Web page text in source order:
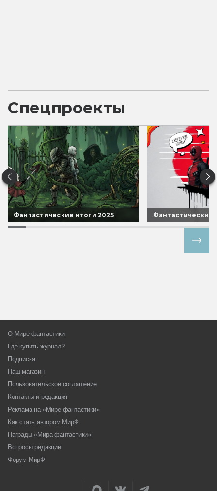
Спецпроекты
Фантастические итоги 2025 Фантастические
О Мире фантастики
Где купить журнал?
Подписка
Наш магазин
Пользовательское соглашение
Контакты и редакция
Реклама на «Мире фантастики»
Как стать автором МирФ
Награды «Мира фантастики»
Вопросы редакции
Форум МирФ